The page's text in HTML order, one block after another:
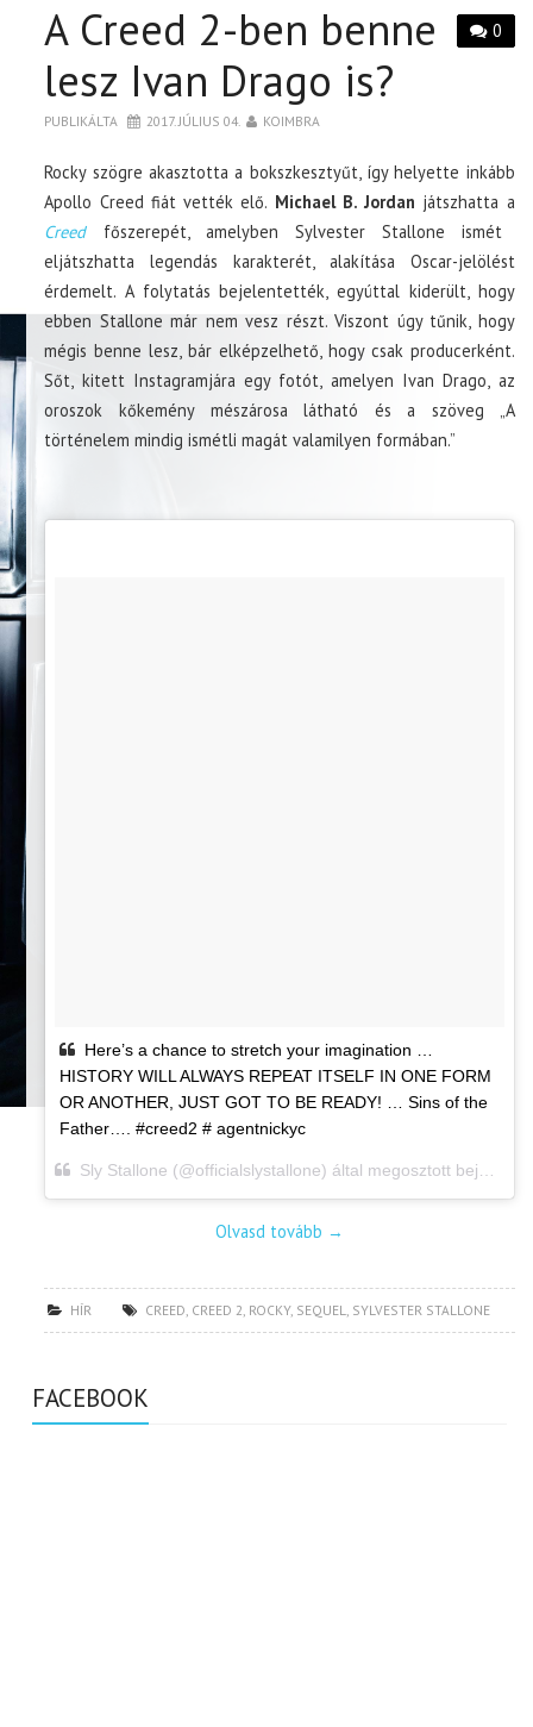
0
A Creed 2-ben benne
lesz Ivan Drago is?
PUBLIKÁLTA 2017. JÚLIUS 04. KOIMBRA
Rocky szögre akasztotta a bokszkesztyűt, így helyette inkább
Apollo Creed fiát vették elő. Michael B. Jordan játszhatta a
Creedfőszerepét, amelyben Sylvester Stallone ismét
eljátszhatta legendás karakterét, alakítása Oscar-jelölést
érdemelt. A folytatás bejelentették, egyúttal kiderült, hogy
ebben Stallone már nem vesz részt. Viszont úgy tűnik, hogy
mégis benne lesz, bár elképzelhető, hogy csak producerként.
Sőt, kitett Instagramjára egy fotót, amelyen Ivan Drago, az
oroszok kőkemény mészárosa látható és a szöveg „A
történelem mindig ismétli magát valamilyen formában.”
Here’s a chance to stretch your imagination …
HISTORY WILL ALWAYS REPEAT ITSELF IN ONE FORM
OR ANOTHER, JUST GOT TO BE READY! … Sins of the
Father…. #creed2 # agentnickyc
Sly Stallone (@officialslystallone) által megosztott bejegyzés,
Olvasd tovább →
HÍR CREED CREED 2 ROCKY, SEQUEL SYLVESTER STALLONE
FACEBOOK